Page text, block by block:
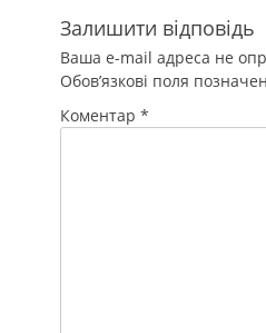
Залишити відповідь
Ваша e-mail адреса не
Обов’язкові поля
Коментар *